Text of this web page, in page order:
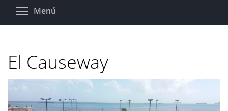
Pasar
Menú
El Causeway